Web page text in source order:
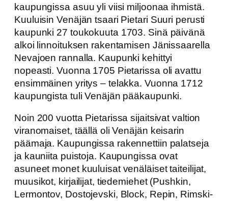
kaupungissa asuu yli viisi miljoonaa ihmistä.
Kuuluisin Venäjän tsaari Pietari Suuri perusti
kaupunki 27 toukokuuta 1703. Sinä päivänä
alkoi linnoituksen rakentamisen Jänissaarella
Nevajoen rannalla. Kaupunki kehittyi
nopeasti. Vuonna 1705 Pietarissa oli avattu
ensimmäinen yritys – telakka. Vuonna 1712
kaupungista tuli Venäjän pääkaupunki.
Noin 200 vuotta Pietarissa sijaitsivat valtion
viranomaiset, täällä oli Venäjän keisarin
päämaja. Kaupungissa rakennettiin palatseja
ja kauniita puistoja. Kaupungissa ovat
asuneet monet kuuluisat venäläiset taiteilijat,
muusikot, kirjailijat, tiedemiehet (Pushkin,
Lermontov, Dostojevski, Block, Repin, Rimski-